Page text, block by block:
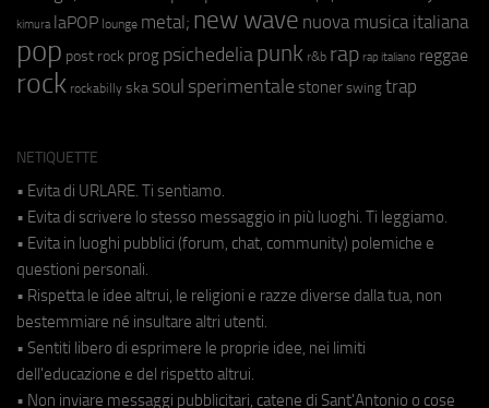
kimura laPOP lounge metal; new wave nuova musica italiana
pop post rock prog psichedeliapunk r&b rap rap italiano reggae
rock rockabilly ska soul sperimentale stoner swing trap
NETIQUETTE
• Evita di URLARE. Ti sentiamo.
• Evita di scrivere lo stesso messaggio in più luoghi. Ti leggiamo.
• Evita in luoghi pubblici (forum, chat, community) polemiche e
questioni personali.
• Rispetta le idee altrui, le religioni e razze diverse dalla tua, non
bestemmiare né insultare altri utenti.
• Sentiti libero di esprimere le proprie idee, nei limiti
dell'educazione e del rispetto altrui.
• Non inviare messaggi pubblicitari, catene di Sant'Antonio o cose